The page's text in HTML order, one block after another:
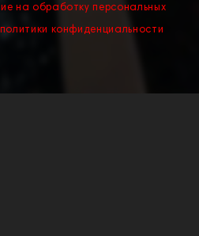
на обработку персональных
политики конфиденциальности